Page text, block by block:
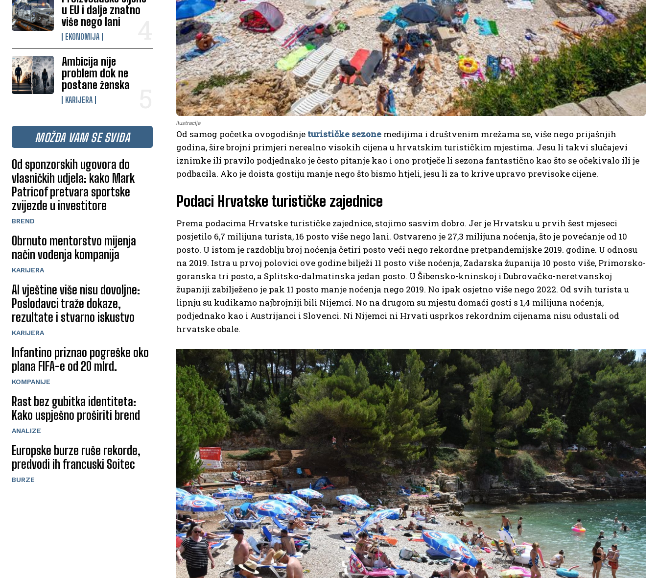
u EU i dalje znatno
više nego lani
EKONOMIJA
Ambicija nije
problem dok ne
postane ženska
KARIJERA
MOŽDA VAM SE SVIĐA
Od sponzorskih ugovora do
vlasničkih udjela: kako Mark
Patricof pretvara sportske
zvijezde u investitore
BREND
Obrnuto mentorstvo mijenja
način vođenja kompanija
KARIJERA
AI vještine više nisu dovoljne:
Poslodavci traže dokaze,
rezultate i stvarno iskustvo
KARIJERA
Infantino priznao pogreške oko
plana FIFA-e od 20 mlrd.
KOMPANIJE
Rast bez gubitka identiteta:
Kako uspješno proširiti brend
ANALIZE
Europske burze ruše rekorde,
predvodi ih francuski Soitec
BURZE
ilustracija
Od samog početka ovogodišnje turističke sezone medijima i društvenim mrežama se, više nego prijašnjih
godina, šire brojni primjeri nerealno visokih cijena u hrvatskim turističkim mjestima. Jesu li takvi slučajevi
iznimke ili pravilo podjednako je često pitanje kao i ono protječe li sezona fantastično kao što se očekivalo ili je
podbacila. Ako je doista gostiju manje nego što bismo htjeli, jesu li za to krive upravo previsoke cijene.
Podaci Hrvatske turističke zajednice
Prema podacima Hrvatske turističke zajednice, stojimo sasvim dobro. Jer je Hrvatsku u prvih šest mjeseci
posjetilo 6,7 milijuna turista, 16 posto više nego lani. Ostvareno je 27,3 milijuna noćenja, što je povećanje od 10
posto. U istom je razdoblju broj noćenja četiri posto veći nego rekordne pretpandemijske 2019. godine. U odnosu
na 2019. Istra u prvoj polovici ove godine bilježi 11 posto više noćenja, Zadarska županija 10 posto više, Primorsko-
goranska tri posto, a Splitsko-dalmatinska jedan posto. U Šibensko-kninskoj i Dubrovačko-neretvanskoj
županiji zabilježeno je pak 11 posto manje noćenja nego 2019. No ipak osjetno više nego 2022. Od svih turista u
lipnju su kudikamo najbrojniji bili Nijemci. No na drugom su mjestu domaći gosti s 1,4 milijuna noćenja,
podjednako kao i Austrijanci i Slovenci. Ni Nijemci ni Hrvati usprkos rekordnim cijenama nisu odustali od
hrvatske obale.